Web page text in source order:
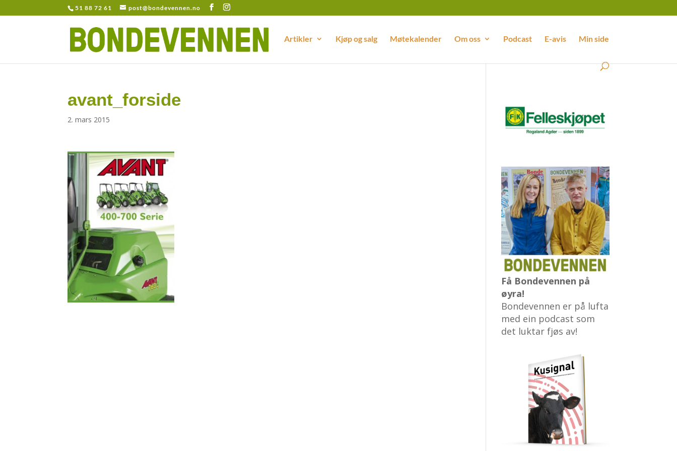
51 88 72 61 post@bondevennen.no
Artikler Kjøp og salg Møtekalender Om oss Podcast E-avis Min side
avant_forside
2. mars 2015
Få Bondevennen på
øyra!
Bondevennen er på lufta
med ein podcast som
det luktar fjøs av!